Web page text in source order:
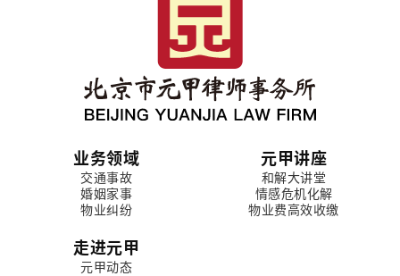
业务领域
交通事故
婚姻家事
物业纠纷
元甲讲座
和解大讲堂
情感危机化解
物业费高效收缴
走进元甲
元甲动态